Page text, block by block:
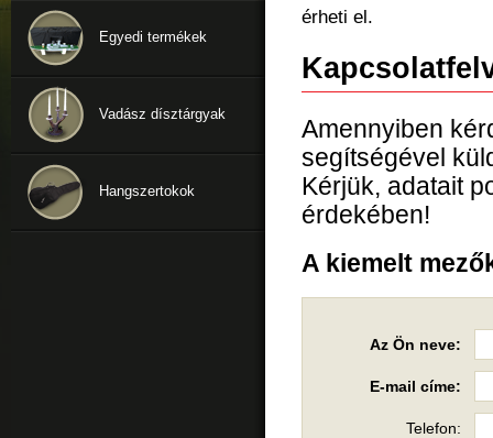
Egyedi termékek
Vadász dísztárgyak
Hangszertokok
érheti el.
Amennyiben
segítségével
Kérjük, adatait
érdekében!
A kiemelt
Az Ön neve:
E-mail címe:
Telefon: